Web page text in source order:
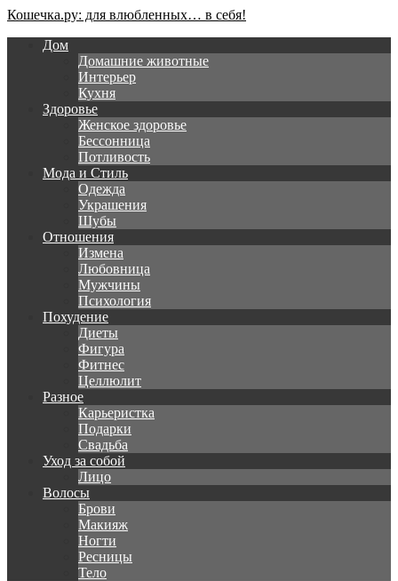
Кошечка.ру: для влюбленных… в себя!
Дом
Домашние животные
Интерьер
Кухня
Здоровье
Женское здоровье
Бессонница
Потливость
Мода и Стиль
Одежда
Украшения
Шубы
Отношения
Измена
Любовница
Мужчины
Психология
Похудение
Диеты
Фигура
Фитнес
Целлюлит
Разное
Карьеристка
Подарки
Свадьба
Уход за собой
Лицо
Волосы
Брови
Макияж
Ногти
Ресницы
Тело